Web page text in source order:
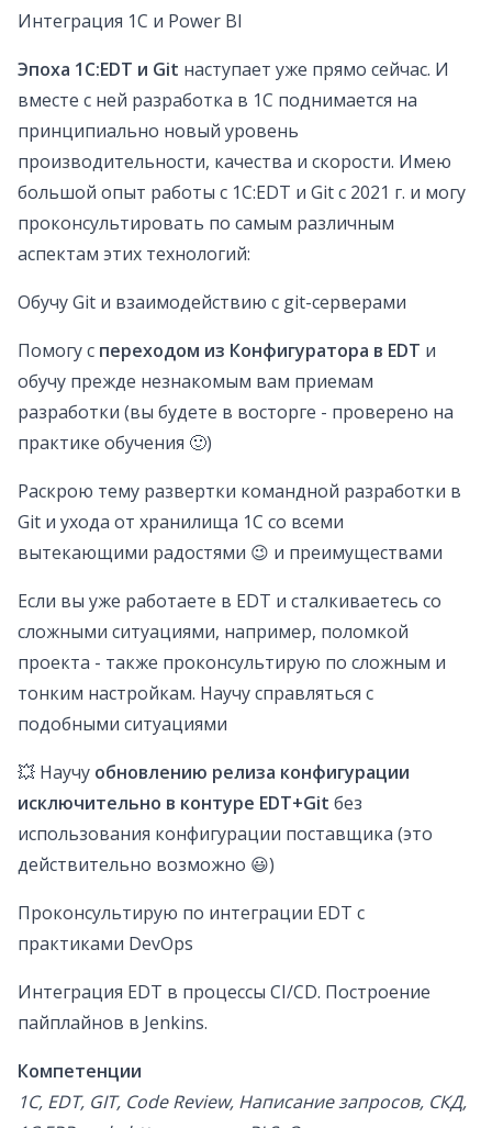
Интеграция 1С и Power BI
Эпоха 1C:EDT и Git наступает уже прямо сейчас. И
вместе с ней разработка в 1С поднимается на
принципиально новый уровень
производительности, качества и скорости. Имею
большой опыт работы с 1C:EDT и Git с 2021 г. и могу
проконсультировать по самым различным
аспектам этих технологий:
Обучу Git и взаимодействию с git-серверами
Помогу с переходом из Конфигуратора в EDT и
обучу прежде незнакомым вам приемам
разработки (вы будете в восторге - проверено на
практике обучения 🙂)
Раскрою тему развертки командной разработки в
Git и ухода от хранилища 1С со всеми
вытекающими радостями 😉 и преимуществами
Если вы уже работаете в EDT и сталкиваетесь со
сложными ситуациями, например, поломкой
проекта - также проконсультирую по сложным и
тонким настройкам. Научу справляться с
подобными ситуациями
💥 Научу обновлению релиза конфигурации
исключительно в контуре EDT+Git без
использования конфигурации поставщика (это
действительно возможно 😃)
Проконсультирую по интеграции EDT с
практиками DevOps
Интеграция EDT в процессы CI/CD. Построение
пайплайнов в Jenkins.
Компетенции
1С, EDT, GIT, Code Review, Написание запросов, СКД,